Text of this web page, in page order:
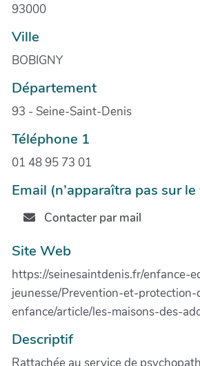
93000
Ville
BOBIGNY
Département
93 - Seine-Saint-Denis
Téléphone 1
01 48 95 73 01
Email (n’apparaîtra pas sur
Contacter par mail
Site Web
https://seinesaintdenis.fr/enfance-
jeunesse/Prevention-et-
enfance/article/les-maisons-des-
Descriptif
Rattachée au service de